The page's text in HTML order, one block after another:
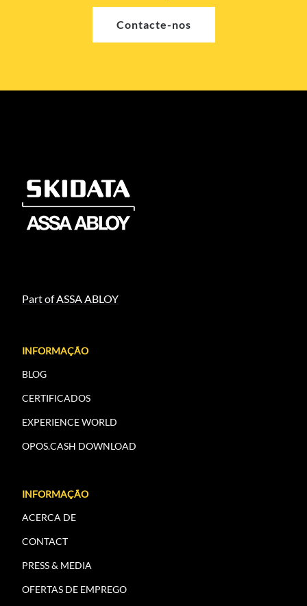
Contacte-nos
Part of ASSA ABLOY
INFORMAÇÃO
BLOG
CERTIFICADOS
EXPERIENCE WORLD
OPOS.CASH DOWNLOAD
INFORMAÇÃO
ACERCA DE
CONTACT
PRESS & MEDIA
OFERTAS DE EMPREGO